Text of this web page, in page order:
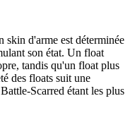
d'arme est déterminée
son état. Un float
tandis qu'un float plus
des floats suit une
Scarred étant les plus